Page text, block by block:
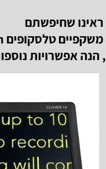
ראינו שחיפשתם
משקפיים טלסקופים Max TV – Eschenbach
, הנה אפשרויות